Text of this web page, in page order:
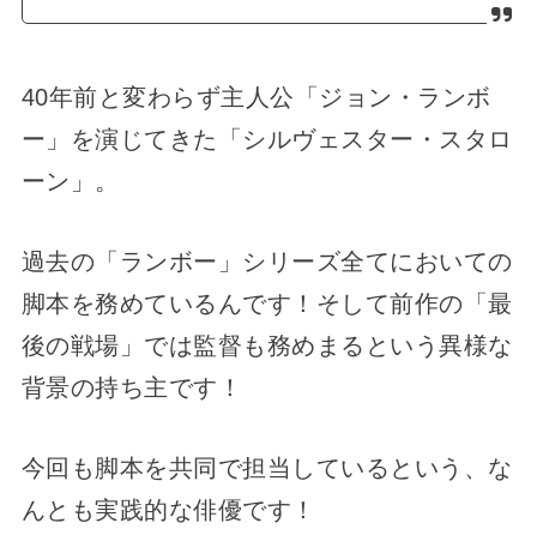
40年前と変わらず主人公「ジョン・ランボ
ー」を演じてきた「シルヴェスター・スタロ
ーン」。
過去の「ランボー」シリーズ全てにおいての
脚本を務めているんです！そして前作の「最
後の戦場」では監督も務めまるという異様な
背景の持ち主です！
今回も脚本を共同で担当しているという、な
んとも実践的な俳優です！